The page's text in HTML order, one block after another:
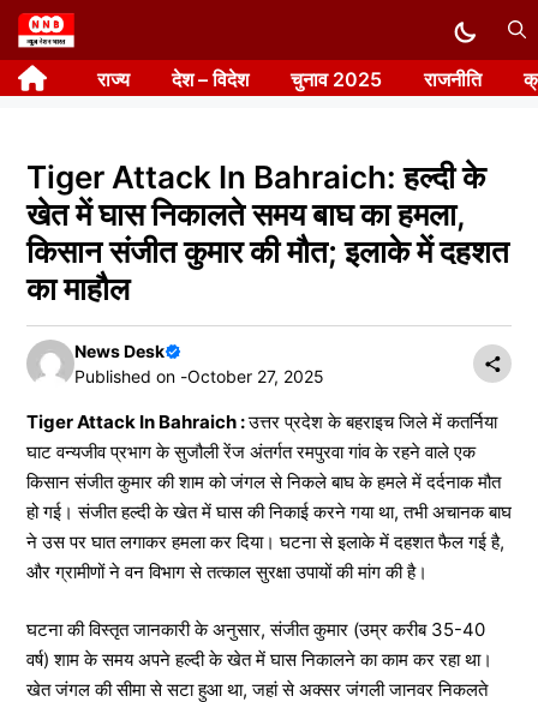
Skip
to
content राज्य देश – विदेश चुनाव 2025 राजनीति
Tiger Attack In Bahraich: हल्दी के
खेत में घास निकालते समय बाघ का हमला,
किसान संजीत कुमार की मौत; इलाके में दहशत
का माहौल
News Desk
Published on -October 27, 2025
Tiger Attack In Bahraich :उत्तर प्रदेश के बहराइच जिले में कतर्निया
घाट वन्यजीव प्रभाग के सुजौली रेंज अंतर्गत रमपुरवा गांव के रहने वाले एक
किसान संजीत कुमार की शाम को जंगल से निकले बाघ के हमले में दर्दनाक मौत
हो गई। संजीत हल्दी के खेत में घास की निकाई करने गया था, तभी अचानक बाघ
ने उस पर घात लगाकर हमला कर दिया। घटना से इलाके में दहशत फैल गई है,
और ग्रामीणों ने वन विभाग से तत्काल सुरक्षा उपायों की मांग की है।
घटना की विस्तृत जानकारी के अनुसार, संजीत कुमार (उम्र करीब 35-40
वर्ष) शाम के समय अपने हल्दी के खेत में घास निकालने का काम कर रहा था।
खेत जंगल की सीमा से सटा हुआ था, जहां से अक्सर जंगली जानवर निकलते